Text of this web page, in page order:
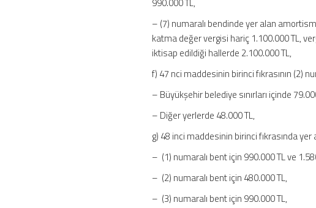
990.000 TL,
– (7) numaralı bendinde yer alan
katma değer vergisi hariç 1.100.000 TL,
iktisap edildiği hallerde 2.100.000 TL,
f) 47 nci maddesinin birinci fıkrasının (2)
– Büyükşehir belediye sınırları içinde
– Diğer yerlerde 48.000 TL,
g) 48 inci maddesinin birinci fıkrasında yer
– (1) numaralı bent için 990.000 TL ve
– (2) numaralı bent için 480.000 TL,
– (3) numaralı bent için 990.000 TL,